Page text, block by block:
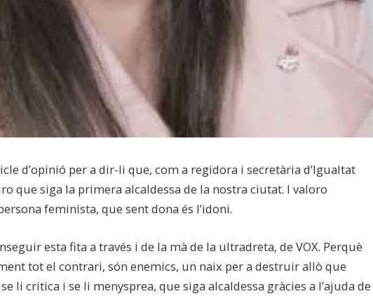
d’opinió per a dir-li que, com a regidora i secretària d’Igualtat
que siga la primera alcaldessa de la nostra ciutat. I valoro
feminista, que sent dona és l’idoni.
esta fita a través i de la mà de la ultradreta, de VOX. Perquè
tot el contrari, són enemics, un naix per a destruir allò que
li critica i se li menysprea, que siga alcaldessa gràcies a l’ajuda de